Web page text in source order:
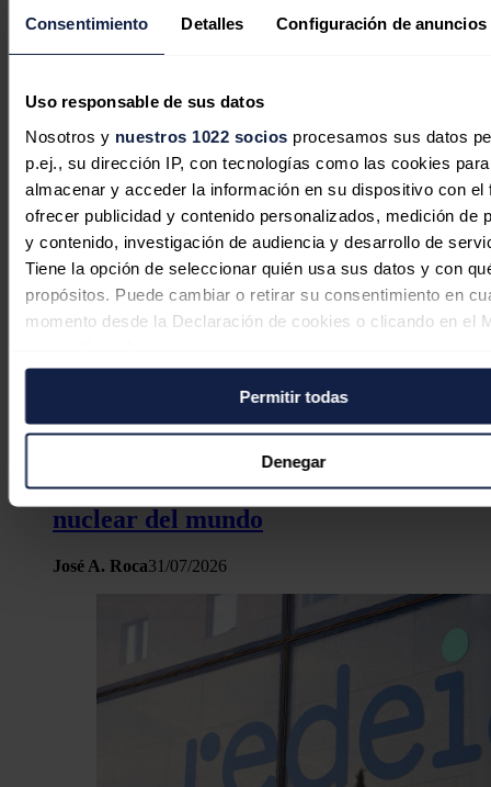
Consentimiento Detalles Configuración de anuncios
Uso responsable de sus datos
Nosotros y nuestros 1022 socios procesamos sus datos
p.ej., su dirección IP, con tecnologías como las cookies para
almacenar y acceder la información en su dispositivo con el
ofrecer publicidad y contenido personalizados, medición de
y contenido, investigación de audiencia y desarrollo de
Tiene la opción de seleccionar quién usa sus datos y con
propósitos. Puede cambiar o retirar su consentimiento en
momento desde la Declaración de cookies o clicando en el
Si lo permite, también quisiéramos:
Recopilar información sobre su ubicación geográfica
puede tener una precisión de varios metros
Identificar su dispositivo analizándolo activamente
características específicas (huellas digitales)
personales y establezca sus preferencias en la
Puede cambiar o retirar su consentimiento en cualquier
Las cookies de este sitio web se usan para personalizar el
y los anuncios, ofrecer funciones de redes sociales y
tráfico. Además, compartimos información sobre el uso que
sitio web con nuestros partners de redes sociales,
análisis web, quienes pueden combinarla con otra
Permitir todas
Denegar
Alemania impulsa la creación de
polos científicos y empresariales para
construir la primera planta de fusión
nuclear del mundo
José A. Roca31/07/2026